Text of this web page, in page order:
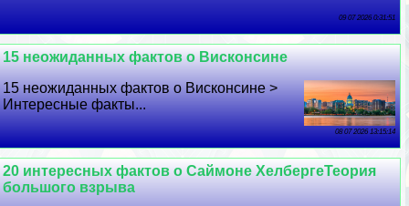
09 07 2026 0:31:51
15 неожиданных фактов о Висконсине
15 неожиданных фактов о Висконсине >
Интересные факты...
08 07 2026 13:15:14
20 интересных фактов о Саймоне ХелбергеТеория
большого взрыва